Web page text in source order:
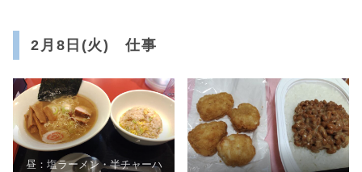
2月8日(火) 仕事
昼：塩ラーメン・半チャーハ